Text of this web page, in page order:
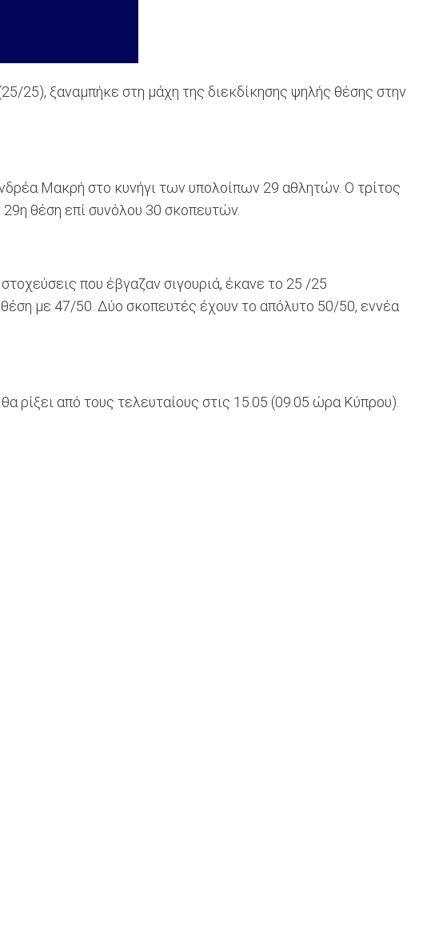
25), ξαναμπήκε στη μάχη της διεκδίκησης ψηλής θέσης στην
Μακρή στο κυνήγι των υπολοίπων 29 αθλητών. Ο τρίτος
θέση επί συνόλου 30 σκοπευτών.
που έβγαζαν σιγουριά, έκανε το 25 /25
με 47/50. Δύο σκοπευτές έχουν το απόλυτο 50/50, εννέα
ρίξει από τους τελευταίους στις 15.05 (09.05 ώρα Κύπρου).